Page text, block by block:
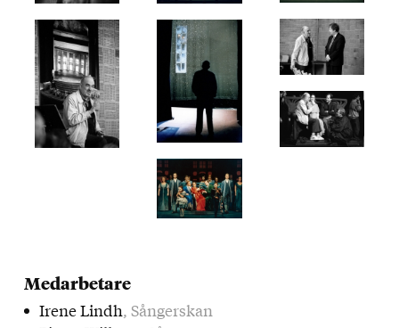
Medarbetare
Irene Lindh, Sångerskan